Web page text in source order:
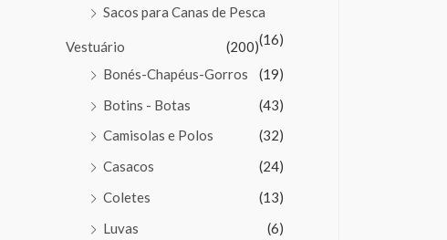
Sacos para Canas de Pesca
(16)
Vestuário
(200)
Bonés-Chapéus-Gorros
(19)
Botins - Botas
(43)
Camisolas e Polos
(32)
Casacos
(24)
Coletes
(13)
Luvas
(6)